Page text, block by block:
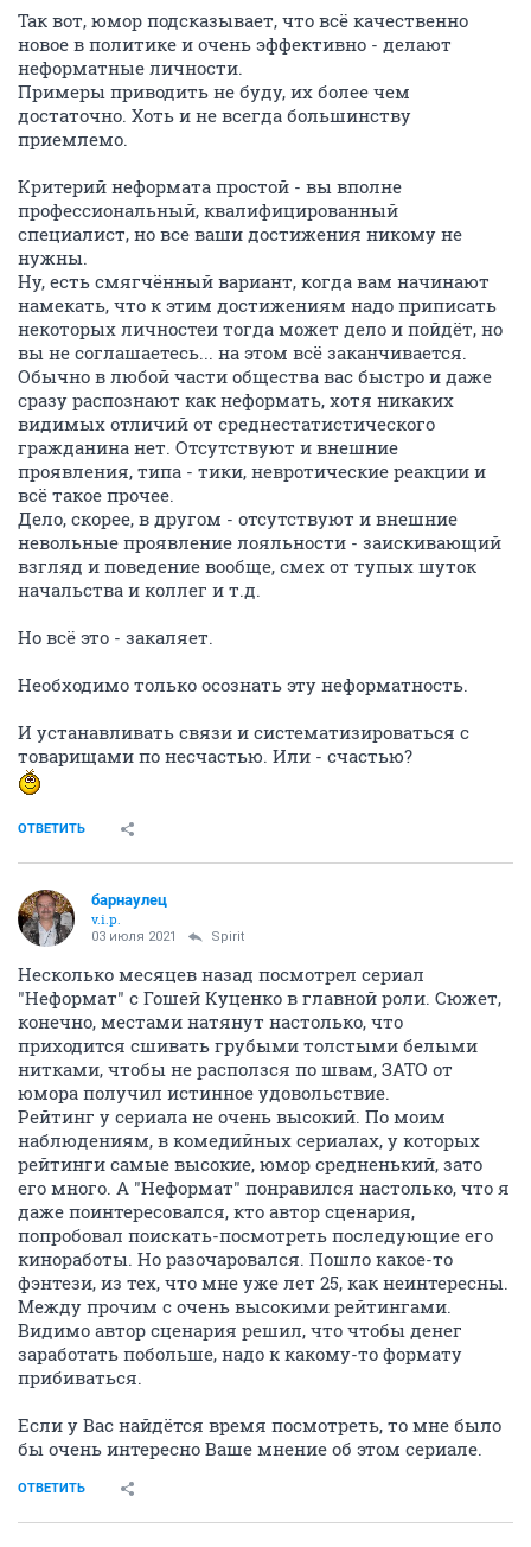
Так вот, юмор подсказывает, что всё качественно
новое в политике и очень эффективно - делают
неформатные личности.
Примеры приводить не буду, их более чем
достаточно. Хоть и не всегда большинству
приемлемо.
Критерий неформата простой - вы вполне
профессиональный, квалифицированный
специалист, но все ваши достижения никому не
нужны.
Ну, есть смягчённый вариант, когда вам начинают
намекать, что к этим достижениям надо приписать
некоторых личностеи тогда может дело и пойдёт, но
вы не соглашаетесь... на этом всё заканчивается.
Обычно в любой части общества вас быстро и даже
сразу распознают как неформать, хотя никаких
видимых отличий от среднестатистического
гражданина нет. Отсутствуют и внешние
проявления, типа - тики, невротические реакции и
всё такое прочее.
Дело, скорее, в другом - отсутствуют и внешние
невольные проявление лояльности - заискивающий
взгляд и поведение вообще, смех от тупых шуток
начальства и коллег и т.д.
Но всё это - закаляет.
Необходимо только осознать эту неформатность.
И устанавливать связи и систематизироваться с
товарищами по несчастью. Или - счастью?
ОТВЕТИТЬ
барнаулец
v.i.p.
03 июля 2021 Spirit
Несколько месяцев назад посмотрел сериал
"Неформат" с Гошей Куценко в главной роли. Сюжет,
конечно, местами натянут настолько, что
приходится сшивать грубыми толстыми белыми
нитками, чтобы не расползся по швам, ЗАТО от
юмора получил истинное удовольствие.
Рейтинг у сериала не очень высокий. По моим
наблюдениям, в комедийных сериалах, у которых
рейтинги самые высокие, юмор средненький, зато
его много. А "Неформат" понравился настолько, что я
даже поинтересовался, кто автор сценария,
попробовал поискать-посмотреть последующие его
киноработы. Но разочаровался. Пошло какое-то
фэнтези, из тех, что мне уже лет 25, как неинтересны.
Между прочим с очень высокими рейтингами.
Видимо автор сценария решил, что чтобы денег
заработать побольше, надо к какому-то формату
прибиваться.
Если у Вас найдётся время посмотреть, то мне было
бы очень интересно Ваше мнение об этом сериале.
ОТВЕТИТЬ